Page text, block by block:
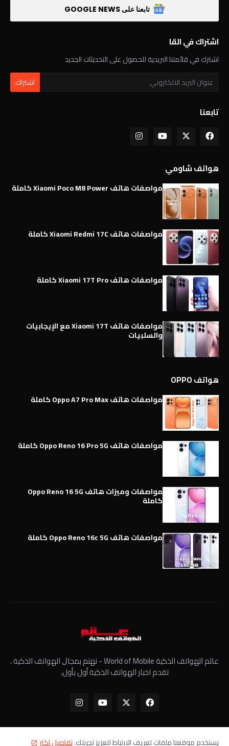
تابعنا على GOOGLE NEWS
اشتراك في القا
اشترك في قائمتنا البريدية للحصول على التحديثات الجديد
تابعنا
هواتف شاومي
مواصفات هاتف Xiaomi Poco M8 Power كاملة
مواصفات هاتف Xiaomi Redmi 17C كاملة
مواصفات هاتف Xiaomi 17T Pro كاملة
مواصفات هاتف Xiaomi 17T مع الإيجابيات
والسلبيات
هواتف OPPO
مواصفات هاتف Oppo A7 Pro Max كاملة
مواصفات هاتف Oppo Reno 16 Pro 5G كاملة
مواصفات وميزات هاتف Oppo Reno 16 5G
كاملة
مواصفات هاتف Oppo Reno 16c 5G كاملة
عالم الهواتف الذكية World of Mobile - ﺗﻬﺘﻢ ﺑﻤﺠﺎﻝ الهواتف الذكية ،
تقدم اخبار الهواتف الذكية أول بأول،
يستخدم موقعنا ملفات تعريف الارتباط لتعزيز تجربتك.تفاصيل اكثر